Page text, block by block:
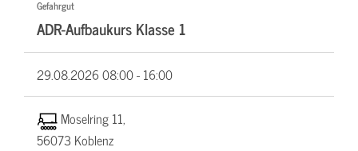
Gefahrgut
ADR-Aufbaukurs Klasse 1
29.08.202608:00 - 16:00
Moselring 11,
56073 Koblenz